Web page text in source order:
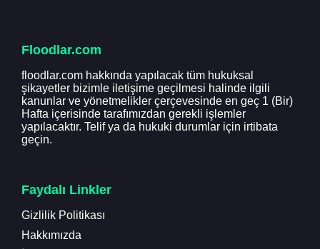
Floodlar.com
floodlar.com hakkında yapılacak tüm hukuksal
şikayetler bizimle iletişime geçilmesi halinde ilgili
kanunlar ve yönetmelikler çerçevesinde en geç 1 (Bir)
Hafta içerisinde tarafımızdan gerekli işlemler
yapılacaktır. Telif ya da hukuki durumlar için irtibata
geçin.
Faydalı Linkler
Gizlilik Politikası
Hakkımızda